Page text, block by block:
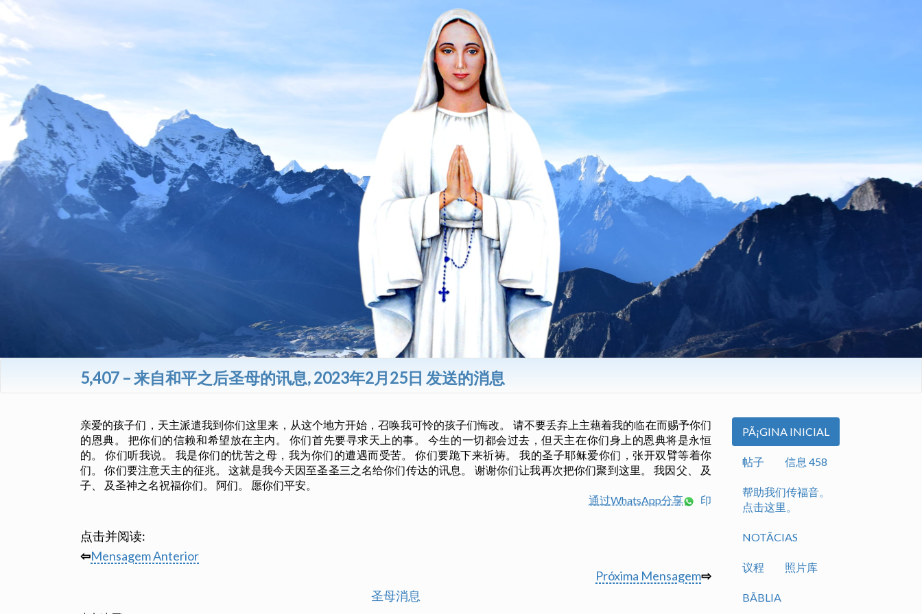
5,407 – 来自和平之后圣母的讯息, 2023年2月25日 发送的消息
亲爱的孩子们，天主派遣我到你们这里来，从这个地方开始，召唤我可怜的孩子们悔改。 请不要丢弃上主藉着我的临在而赐予你们
的恩典。 把你们的信赖和希望放在主内。 你们首先要寻求天上的事。 今生的一切都会过去，但天主在你们身上的恩典将是永恒
的。 你们听我说。 我是你们的忧苦之母，我为你们的遭遇而受苦。 你们要跪下来祈祷。 我的圣子耶稣爱你们，张开双臂等着你
们。 你们要注意天主的征兆。 这就是我今天因至圣圣三之名给你们传达的讯息。 谢谢你们让我再次把你们聚到这里。 我因父、 及
子、 及圣神之名祝福你们。 阿们。 愿你们平安。
通过WhatsApp分享
印
点击并阅读:
⇦Mensagem Anterior
Próxima Mensagem⇨
圣母消息
PÃ¡GINA INICIAL
帖子 信息 458
帮助我们传福音。
点击这里。
NOTÃ­CIAS
议程 照片库
BÃ­BLIA